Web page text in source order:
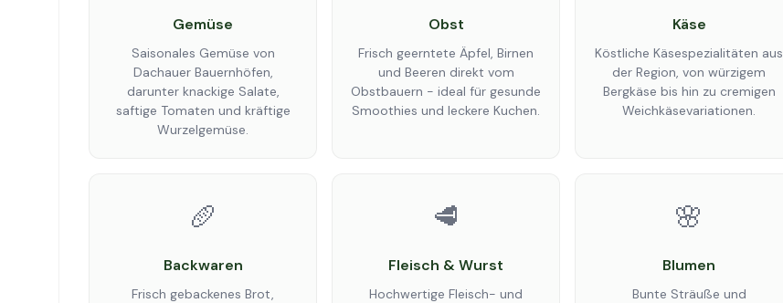
Gemüse
Saisonales Gemüse von
Dachauer Bauernhöfen,
darunter knackige Salate,
saftige Tomaten und kräftige
Wurzelgemüse.
Obst
Frisch geerntete Äpfel, Birnen
und Beeren direkt vom
Obstbauern - ideal für gesunde
Smoothies und leckere Kuchen.
Käse
Köstliche Käsespezialitäten aus
der Region, von würzigem
Bergkäse bis hin zu cremigen
Weichkäsevariationen.
🥖
Backwaren
Frisch gebackenes Brot,
🥩
Fleisch & Wurst
Hochwertige Fleisch- und
🌸
Blumen
Bunte Sträuße und